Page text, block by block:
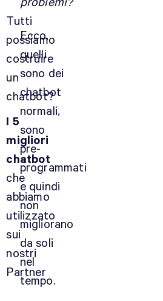
Tutti
possiamo
costruire
un
chatbot?
I 5
migliori
chatbot
che
abbiamo
utilizzato
sui
nostri
Partner
Ecco,
quelli
sono dei
chatbot
normali,
sono
pre-
programmati
e quindi
non
migliorano
da soli
nel
tempo.